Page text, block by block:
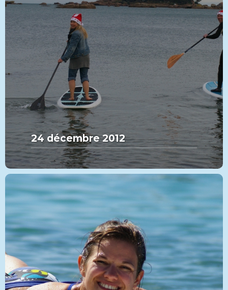
24 décembre 2012
MORE FROM THIS SET:
VIEW MORE CATÉGORIE PADDLE
24 décembre 2012